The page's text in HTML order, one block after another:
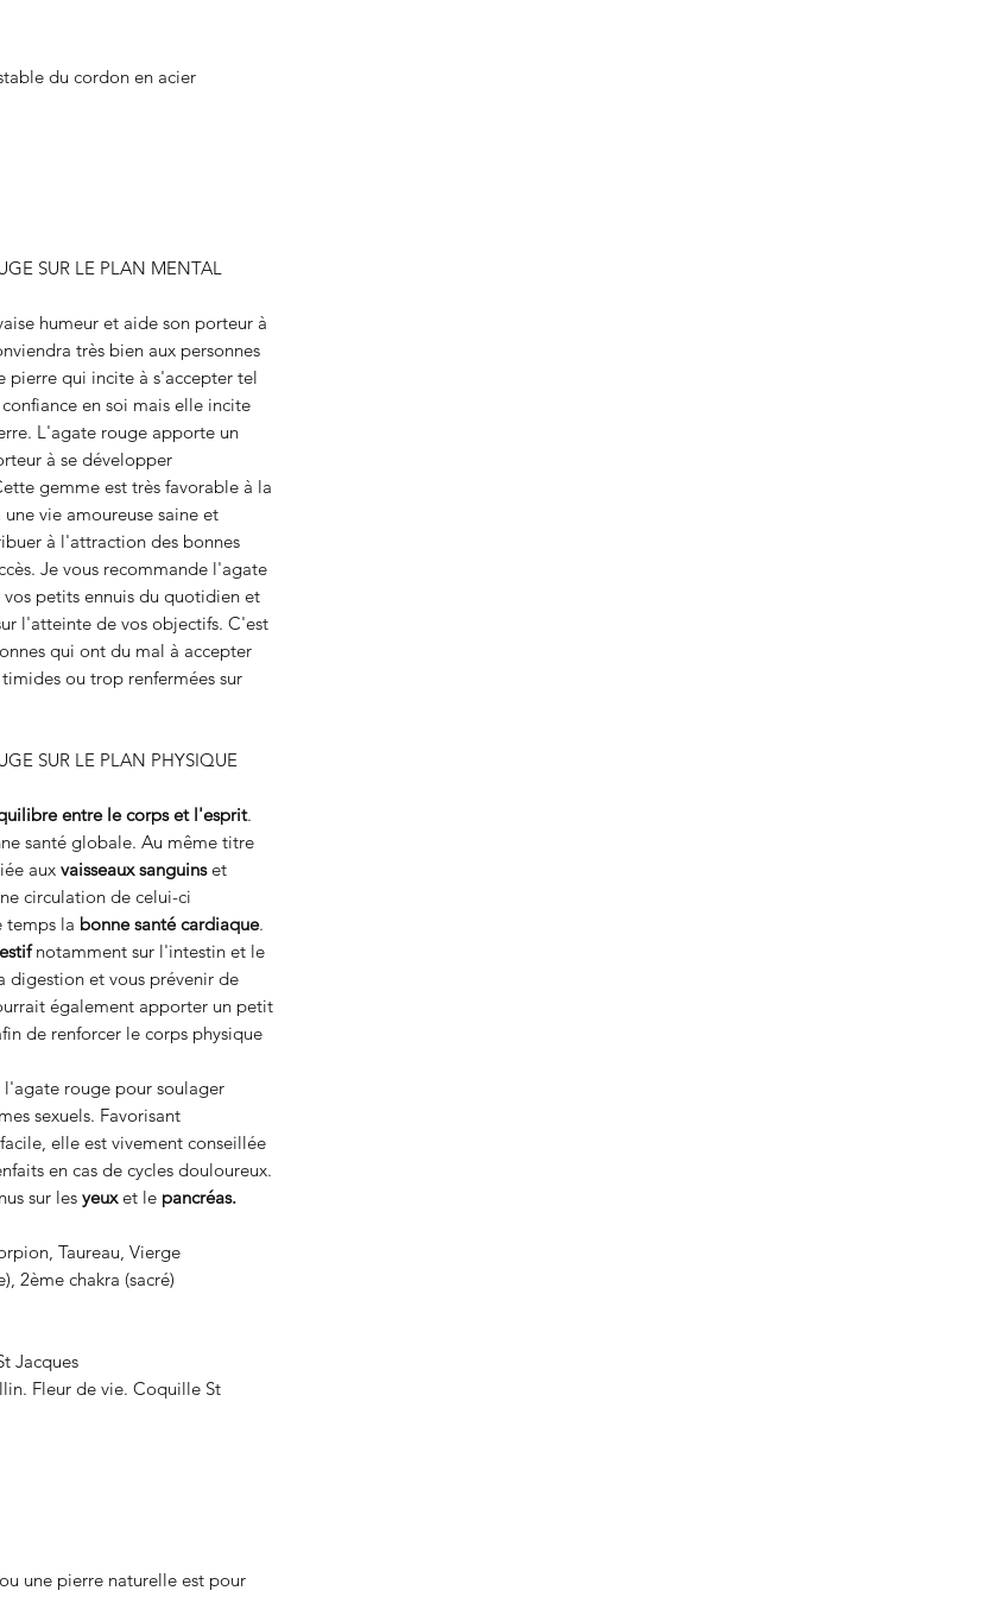
du cordon en acier
SUR LE PLAN MENTAL
humeur et aide son porteur à
très bien aux personnes
pierre qui incite à s'accepter tel
en soi mais elle incite
L'agate rouge apporte un
à se développer
gemme est très favorable à la
vie amoureuse saine et
à l'attraction des bonnes
Je vous recommande l'agate
petits ennuis du quotidien et
l'atteinte de vos objectifs. C'est
qui ont du mal à accepter
ou trop renfermées sur
SUR LE PLAN PHYSIQUE
entre le corps et l'esprit.
santé globale. Au même titre
aux vaisseaux sanguinset
circulation de celui-ci
temps la bonne santé cardiaque.
notamment sur l'intestin et le
et vous prévenir de
également apporter un petit
de renforcer le corps physique
l'agate rouge pour soulager
sexuels. Favorisant
elle est vivement conseillée
en cas de cycles douloureux.
sur les yeuxet le pancréas.
Taureau, Vierge
2ème chakra (sacré)
Jacques
Fleur de vie. Coquille St
une pierre naturelle est pour